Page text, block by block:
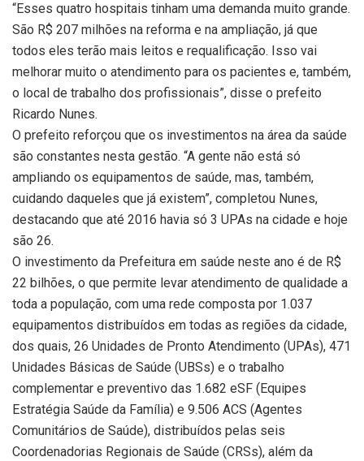
“Esses quatro hospitais tinham uma demanda muito grande.
São R$ 207 milhões na reforma e na ampliação, já que
todos eles terão mais leitos e requalificação. Isso vai
melhorar muito o atendimento para os pacientes e, também,
o local de trabalho dos profissionais”, disse o prefeito
Ricardo Nunes.
O prefeito reforçou que os investimentos na área da saúde
são constantes nesta gestão. “A gente não está só
ampliando os equipamentos de saúde, mas, também,
cuidando daqueles que já existem”, completou Nunes,
destacando que até 2016 havia só 3 UPAs na cidade e hoje
são 26.
O investimento da Prefeitura em saúde neste ano é de R$
22 bilhões, o que permite levar atendimento de qualidade a
toda a população, com uma rede composta por 1.037
equipamentos distribuídos em todas as regiões da cidade,
dos quais, 26 Unidades de Pronto Atendimento (UPAs), 471
Unidades Básicas de Saúde (UBSs) e o trabalho
complementar e preventivo das 1.682 eSF (Equipes
Estratégia Saúde da Família) e 9.506 ACS (Agentes
Comunitários de Saúde), distribuídos pelas seis
Coordenadorias Regionais de Saúde (CRSs), além da